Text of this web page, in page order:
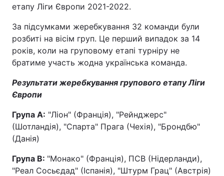
етапу Ліги Європи 2021-2022.
За підсумками жеребкування 32 команди були
розбиті на вісім груп. Це перший випадок за 14
років, коли на груповому етапі турніру не
братиме участь жодна українська команда.
Результати жеребкування групового етапу Ліги
Європи
Група A: "Ліон" (Франція), "Рейнджерс"
(Шотландія), "Спарта" Прага (Чехія), "Брондбю"
(Данія)
Група B: "Монако" (Франція), ПСВ (Нідерланди),
"Реал Сосьєдад" (Іспанія), "Штурм Грац" (Австрія)